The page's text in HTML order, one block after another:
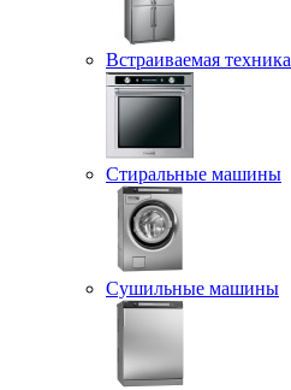
Встраиваемая техника
Стиральные машины
Сушильные машины